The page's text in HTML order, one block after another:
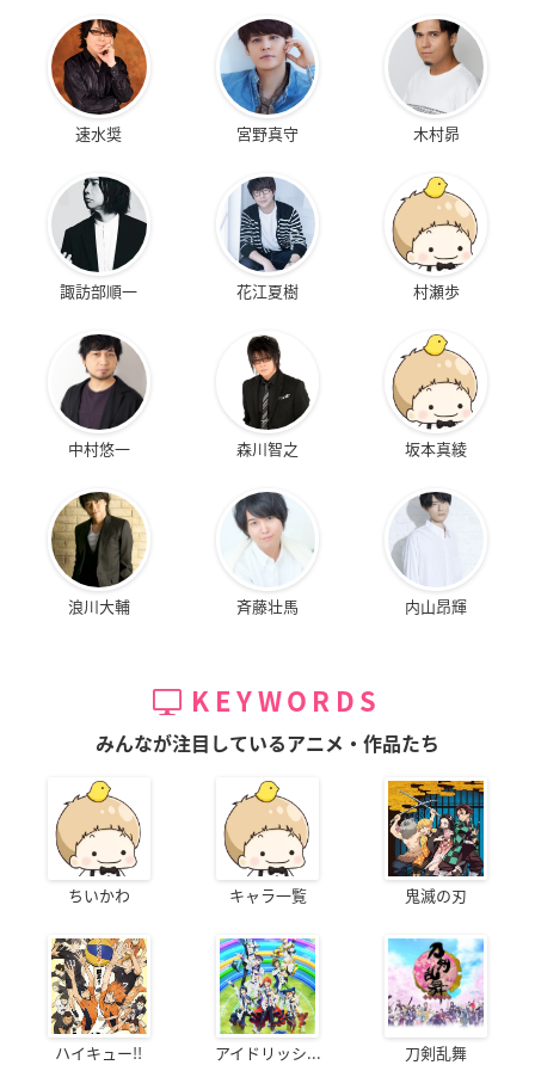
速水奨 宮野真守 木村昴
諏訪部順一 花江夏樹 村瀬歩
中村悠一 森川智之 坂本真綾
浪川大輔 斉藤壮馬 内山昂輝
KEYWORDS
みんなが注目しているアニメ・作品たち
ちいかわ キャラ一覧 鬼滅の刃
ハイキュー!! アイドリッシ... 刀剣乱舞